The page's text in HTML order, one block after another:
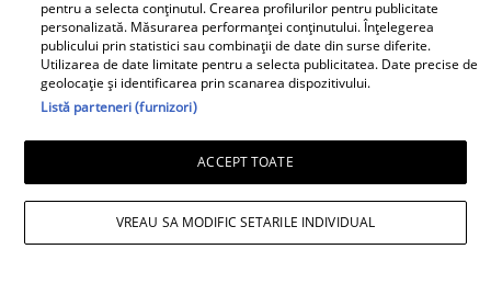
atmosferă..."
Imaginile momentului
Adrian Rus „Sinner” a
murit. Ultimul mesaj al
fostei iubite după
Cine este eroul Mihail
ani dispărut 3 zile în
pădure. Ce spune
despre copiii lui
Viva.ro
pentru a selecta conținutul. Crearea profilurilor pentru publicitate
personalizată. Măsurarea performanței conținutului. Înțelegerea
publicului prin statistici sau combinații de date din surse diferite.
Utilizarea de date limitate pentru a selecta publicitatea. Date precise de
geolocație și identificarea prin scanarea dispozitivului.
Listă parteneri (furnizori)
ACCEPT TOATE
VREAU SA MODIFIC SETARILE INDIVIDUAL